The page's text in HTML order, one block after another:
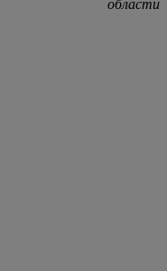
области